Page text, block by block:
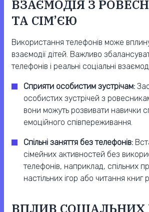
ВЗАЄМОДІЯ З
ТА СІМ’ЄЮ
Використання телефонів може
взаємодії дітей. Важливо
телефонів і реальні соціальні
Сприяти особистим зустрічам:
особистих зустрічей з
вони можуть розвивати навички
емоційного співпереживання.
Спільні заняття без телефонів:
сімейних активностей без
телефонів, наприклад, спільних
настільних ігор або читання книг
ВПЛИВ